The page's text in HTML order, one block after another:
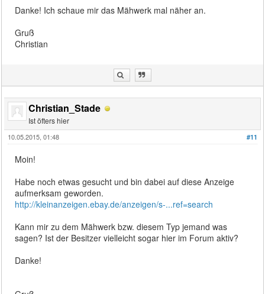
Danke! Ich schaue mir das Mähwerk mal näher an.
Gruß
Christian
Christian_Stade
Ist öfters hier
#11
10.05.2015, 01:48
Moin!
Habe noch etwas gesucht und bin dabei auf diese Anzeige
aufmerksam geworden.
http://kleinanzeigen.ebay.de/anzeigen/s-...ref=search
Kann mir zu dem Mähwerk bzw. diesem Typ jemand was
sagen? Ist der Besitzer vielleicht sogar hier im Forum aktiv?
Danke!